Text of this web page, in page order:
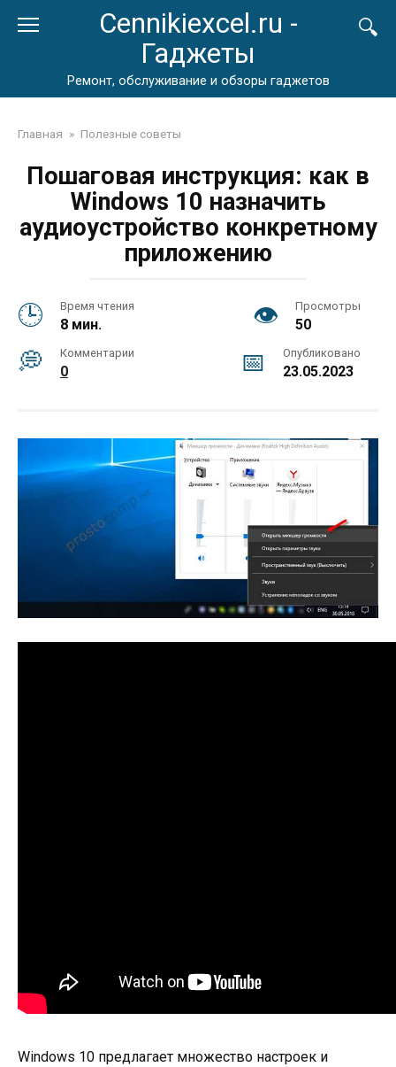
Cennikiexcel.ru -
Гаджеты
Ремонт, обслуживание и обзоры гаджетов
Главная » Полезные советы
Пошаговая инструкция: как в
Windows 10 назначить
аудиоустройство конкретному
приложению
Время чтения
8 мин.
Просмотры
50
Комментарии
0
Опубликовано
23.05.2023
Windows 10 предлагает множество настроек и